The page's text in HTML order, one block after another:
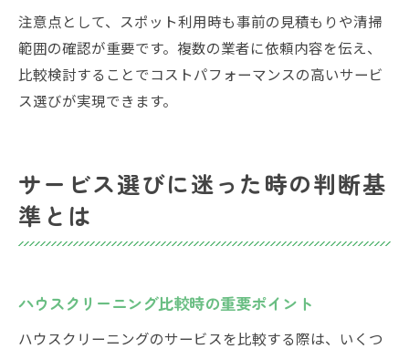
注意点として、スポット利用時も事前の見積もりや清掃
範囲の確認が重要です。複数の業者に依頼内容を伝え、
比較検討することでコストパフォーマンスの高いサービ
ス選びが実現できます。
サービス選びに迷った時の判断基
準とは
ハウスクリーニング比較時の重要ポイント
ハウスクリーニングのサービスを比較する際は、いくつ